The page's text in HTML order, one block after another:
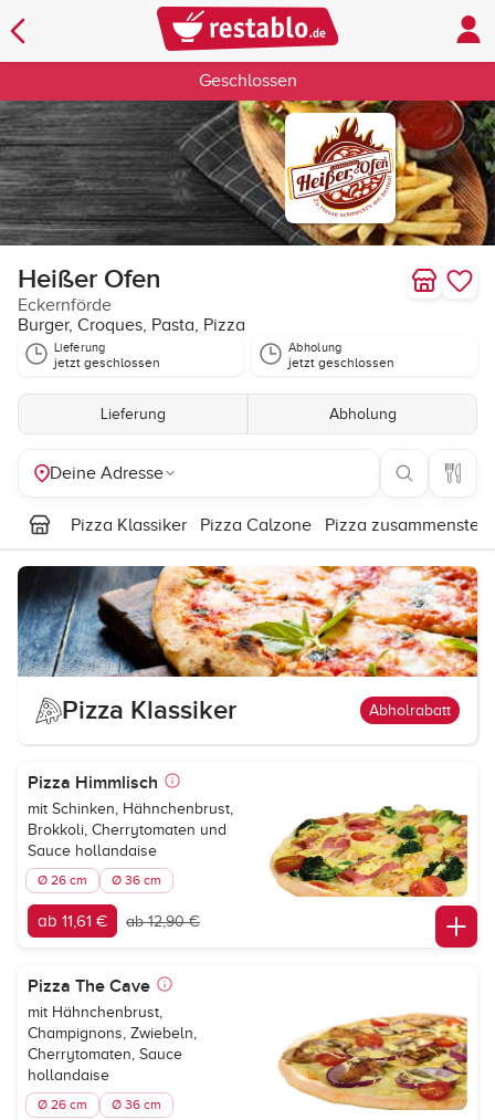
Geschlossen
Heißer Ofen
Eckernförde
Burger, Croques, Pasta, Pizza
Lieferung
jetzt geschlossen
Abholung
jetzt geschlossen
Lieferung Abholung
Deine Adresse
Pizza Klassiker Pizza Calzone Pizza
Pizza Klassiker Abholrabatt
Pizza Himmlisch
mit Schinken, Hähnchenbrust,
Brokkoli, Cherrytomaten und
Sauce hollandaise
Ø 26 cm Ø 36 cm
ab 11,61 € ab 12,90 €
Pizza The Cave
mit Hähnchenbrust,
Champignons, Zwiebeln,
Cherrytomaten, Sauce
hollandaise
Ø 26 cm Ø 36 cm